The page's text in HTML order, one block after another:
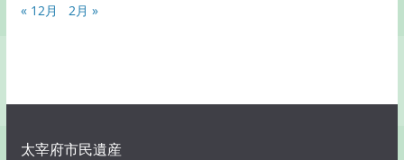
« 12月 2月 »
太宰府市民遺産